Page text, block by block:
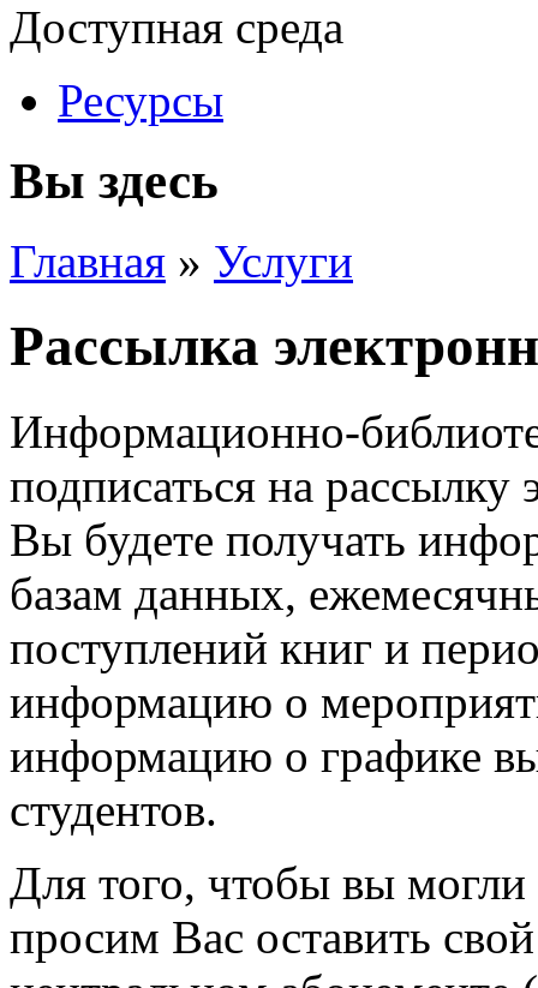
Доступная среда
Ресурсы
Вы здесь
Главная » Услуги
Рассылка
Информационно-
подписаться на
Вы будете получать
базам данных,
поступлений книг и
информацию о
информацию о графике
студентов.
Для того, чтобы вы
просим Вас оставить